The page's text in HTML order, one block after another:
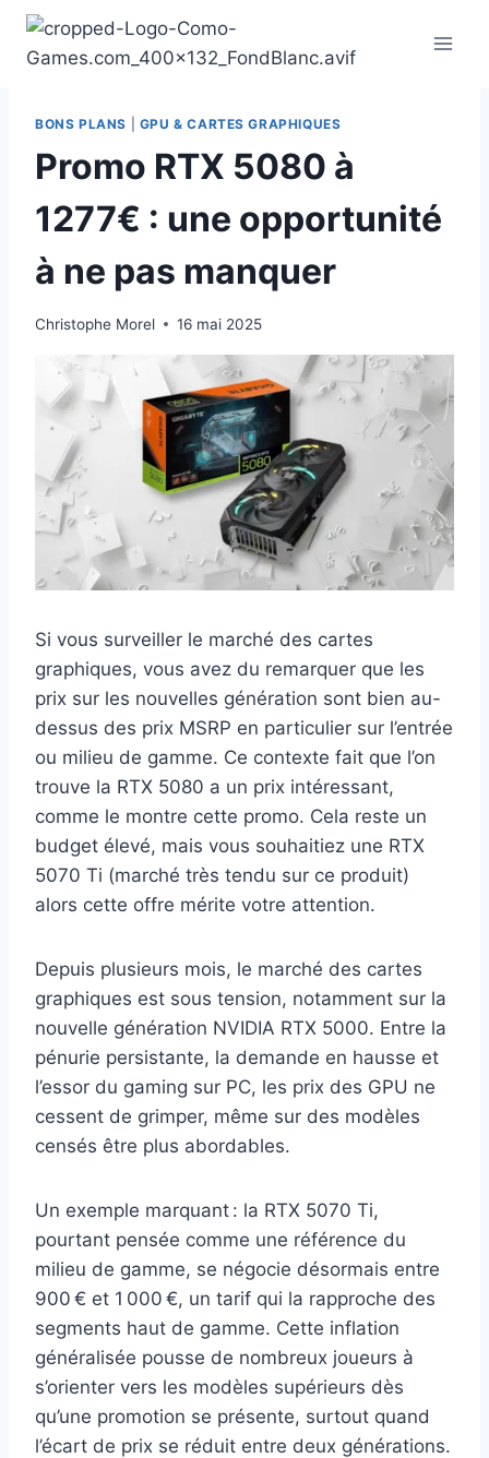
Aller
contenu
BONS PLANS GPU & CARTES GRAPHIQUES
Promo RTX 5080 à
1277€ : une opportunité
à ne pas manquer
Christophe Morel 16 mai 2025
Si vous surveiller le marché des cartes
graphiques, vous avez du remarquer que les
prix sur les nouvelles génération sont bien au-
dessus des prix MSRP en particulier sur l’entrée
ou milieu de gamme. Ce contexte fait que l’on
trouve la RTX 5080 a un prix intéressant,
comme le montre cette promo. Cela reste un
budget élevé, mais vous souhaitiez une RTX
5070 Ti (marché très tendu sur ce produit)
alors cette offre mérite votre attention.
Depuis plusieurs mois, le marché des cartes
graphiques est sous tension, notamment sur la
nouvelle génération NVIDIA RTX 5000. Entre la
pénurie persistante, la demande en hausse et
l’essor du gaming sur PC, les prix des GPU ne
cessent de grimper, même sur des modèles
censés être plus abordables.
Un exemple marquant : la RTX 5070 Ti,
pourtant pensée comme une référence du
milieu de gamme, se négocie désormais entre
900 € et 1 000 €, un tarif qui la rapproche des
segments haut de gamme. Cette inflation
généralisée pousse de nombreux joueurs à
s’orienter vers les modèles supérieurs dès
qu’une promotion se présente, surtout quand
l’écart de prix se réduit entre deux générations.